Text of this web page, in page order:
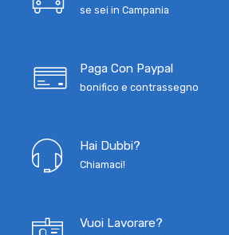
se sei in Campania
Paga Con Paypal
bonifico e contrassegno
Hai Dubbi?
Chiamaci!
Vuoi Lavorare?